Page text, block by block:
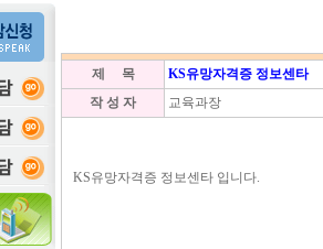
제 목
KS유망자격증 정보센타
작 성 자
교육과장
KS유망자격증 정보센타 입니다.